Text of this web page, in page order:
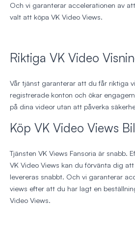
Och vi garanterar accelerationen av
valt att köpa VK Video Views.
Riktiga VK Video
Vår tjänst garanterar att du får riktiga
registrerade konton och ökar
på dina videor utan att påverka
Köp VK Video Views
Tjänsten VK Views Fansoria är snabb.
VK Video Views kan du förvänta dig
levereras snabbt. Och vi garanterar
views efter att du har lagt en
Video Views.